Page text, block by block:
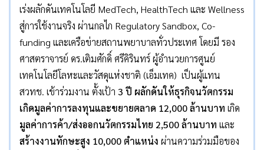
เร่งผลักดันเทคโนโลยี MedTech, HealthTech และ Wellness
สู่การใช้งานจริง ผ่านกลไก Regulatory Sandbox, Co-
funding และเครือข่ายสถานพยาบาลทั่วประเทศ โดยมี รอง
ศาสตราจารย์ ดร.เติมศักดิ์ ศรีคิรินทร์ ผู้อำนวยการศูนย์
เทคโนโลยีโลหะและวัสดุแห่งชาติ (เอ็มเทค) เป็นผู้แทน
สวทช. เข้าร่วมงาน ตั้งเป้า 3 ปี ผลักดันให้ธุรกิจนวัตกรรม
เกิดมูลค่าการลงทุนและขยายตลาด 12,000 ล้านบาท เกิด
มูลค่าการค้า/ส่งออกนวัตกรรมไทย 2,500 ล้านบาท และ
สร้างงานทักษะสูง 10,000 ตำแหน่ง ผ่านความร่วมมือของ